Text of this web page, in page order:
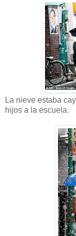
La nieve estaba
hijos a la escuela.